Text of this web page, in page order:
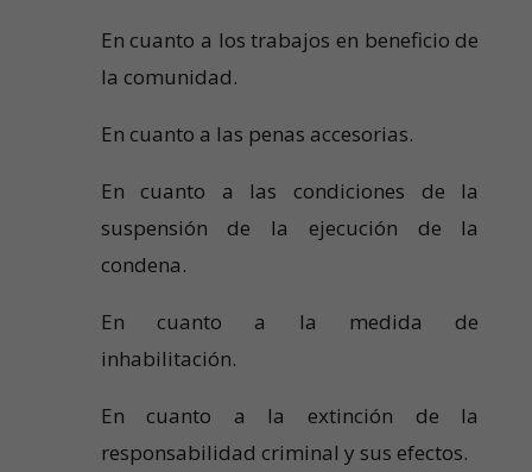
En cuanto a los trabajos en beneficio de
la comunidad.
En cuanto a las penas accesorias.
En cuanto a las condiciones de la
suspensión de la ejecución de la
condena.
En cuanto a la medida de
inhabilitación.
En cuanto a la extinción de la
responsabilidad criminal y sus efectos.